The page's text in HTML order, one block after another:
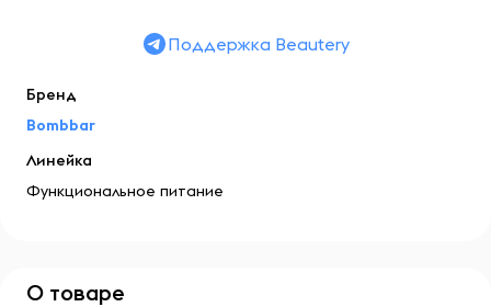
Поддержка Beautery
Бренд
Bombbar
Линейка
Функциональное питание
О товаре